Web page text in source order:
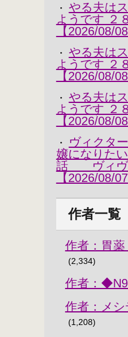
・
やる夫は
ようです ２
【2026/08/08
・
やる夫は
ようです ２
【2026/08/08
・
やる夫は
ようです ２
【2026/08/08
・
ヴィクタ
嬢になりた
話 ヴィヴ
【2026/08/07
作者一覧
作者：胃
(2,334)
作者：
作者：メ
(1,208)